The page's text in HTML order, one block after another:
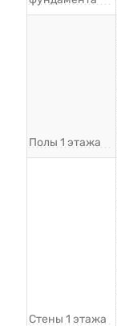
Полы 1 этажа
Стены 1 этажа